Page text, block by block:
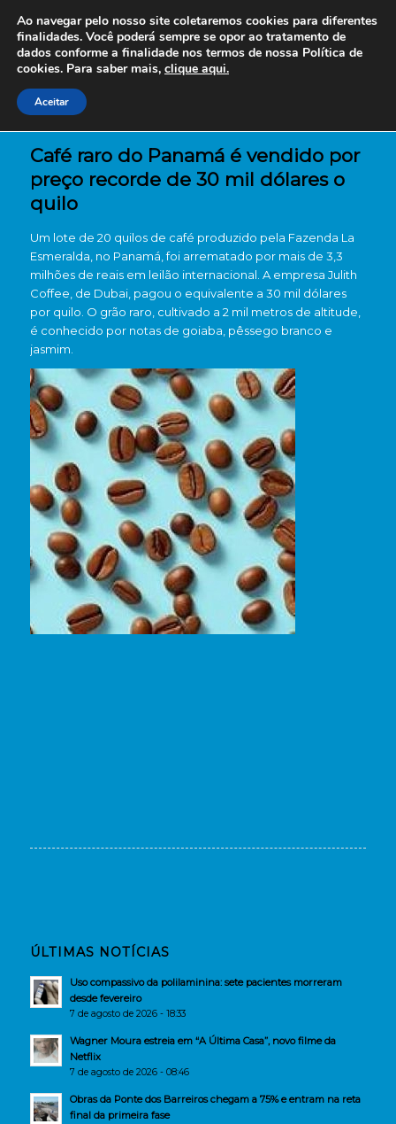
Café raro do Panamá é vendido por
preço recorde de 30 mil dólares o
quilo
Um lote de 20 quilos de café produzido pela Fazenda La
Esmeralda, no Panamá, foi arrematado por mais de 3,3
milhões de reais em leilão internacional. A empresa Julith
Coffee, de Dubai, pagou o equivalente a 30 mil dólares
por quilo. O grão raro, cultivado a 2 mil metros de altitude,
é conhecido por notas de goiaba, pêssego branco e
jasmim.
ÚLTIMAS NOTÍCIAS
Uso compassivo da polilaminina: sete pacientes morreram
desde fevereiro
7 de agosto de 2026 - 18:33
Wagner Moura estreia em “A Última Casa”, novo filme da
Netflix
7 de agosto de 2026 - 08:46
Obras da Ponte dos Barreiros chegam a 75% e entram na reta
final da primeira fase
Ao navegar pelo nosso site coletaremos cookies para diferentes
finalidades. Você poderá sempre se opor ao tratamento de
dados conforme a finalidade nos termos de nossa Política de
cookies. Para saber mais, clique aqui.
Aceitar